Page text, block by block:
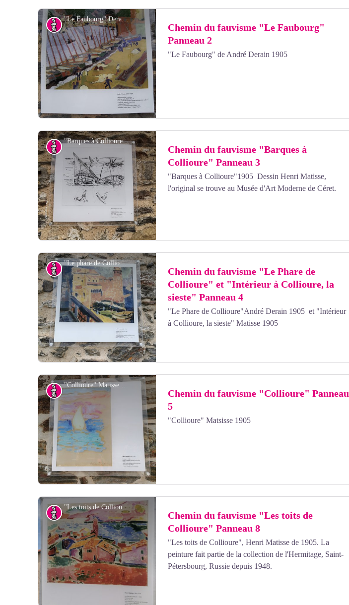
"Le Faubourg" Derain - elcoste
Voir l'image en plein écran
Art
Chemin du fauvisme "Le Faubourg"
Panneau 2
"Le Faubourg" de André Derain 1905
"Barques à Collioure" Matisse - elcoste
Voir l'image en plein écran
Art
Chemin du fauvisme "Barques à
Collioure" Panneau 3
"Barques à Collioure"1905 Dessin Henri Matisse,
l'original se trouve au Musée d'Art Moderne de Céret.
"Le phare de Collioure" Derain - elcoste
Voir l'image en plein écran
Art
Chemin du fauvisme "Le Phare de
Collioure" et "Intérieur à Collioure, la
sieste" Panneau 4
"Le Phare de Collioure"André Derain 1905 et "Intérieur
à Collioure, la sieste" Matisse 1905
"Collioure" Matisse - elcoste
Voir l'image en plein écran
Art
Chemin du fauvisme "Collioure" Panneau
5
"Collioure" Matsisse 1905
"Les toits de Collioure" - elcoste
Art
Chemin du fauvisme "Les toits de
Collioure" Panneau 8
"Les toits de Collioure", Henri Matisse de 1905. La
peinture fait partie de la collection de l'Hermitage, Saint-
Pétersbourg, Russie depuis 1948.